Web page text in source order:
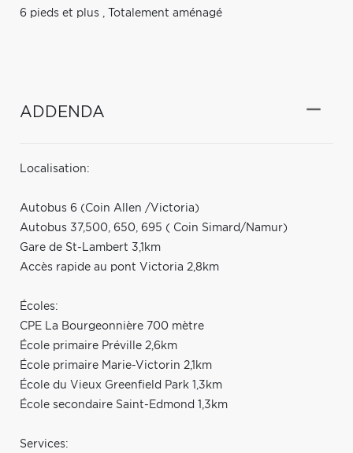
6 pieds et plus , Totalement aménagé
ADDENDA
Localisation:
Autobus 6 (Coin Allen /Victoria)
Autobus 37,500, 650, 695 ( Coin Simard/Namur)
Gare de St-Lambert 3,1km
Accès rapide au pont Victoria 2,8km
Écoles:
CPE La Bourgeonnière 700 mètre
École primaire Préville 2,6km
École primaire Marie-Victorin 2,1km
École du Vieux Greenfield Park 1,3km
École secondaire Saint-Edmond 1,3km
Services: